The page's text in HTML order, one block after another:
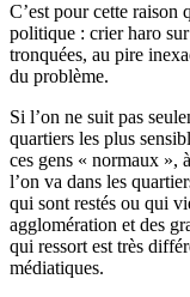
C’est pour cette raison
politique : crier haro
tronquées, au pire
du problème.
Si l’on ne suit pas
quartiers les plus
ces gens « normaux »,
l’on va dans les
qui sont restés ou qui
agglomération et des
qui ressort est très
médiatiques.